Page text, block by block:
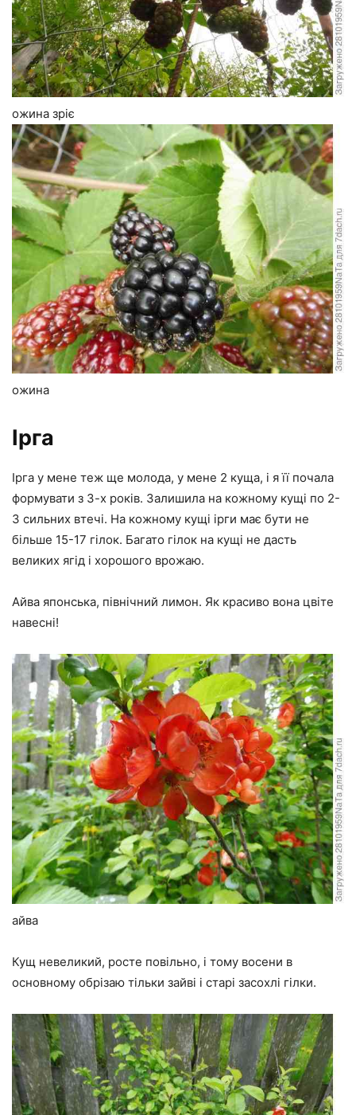
ожина зріє
ожина
Ірга
Ірга у мене теж ще молода, у мене 2 куща, і я її почала
формувати з 3-х років. Залишила на кожному кущі по 2-
3 сильних втечі. На кожному кущі ірги має бути не
більше 15-17 гілок. Багато гілок на кущі не дасть
великих ягід і хорошого врожаю.
Айва японська, північний лимон. Як красиво вона цвіте
навесні!
айва
Кущ невеликий, росте повільно, і тому восени в
основному обрізаю тільки зайві і старі засохлі гілки.